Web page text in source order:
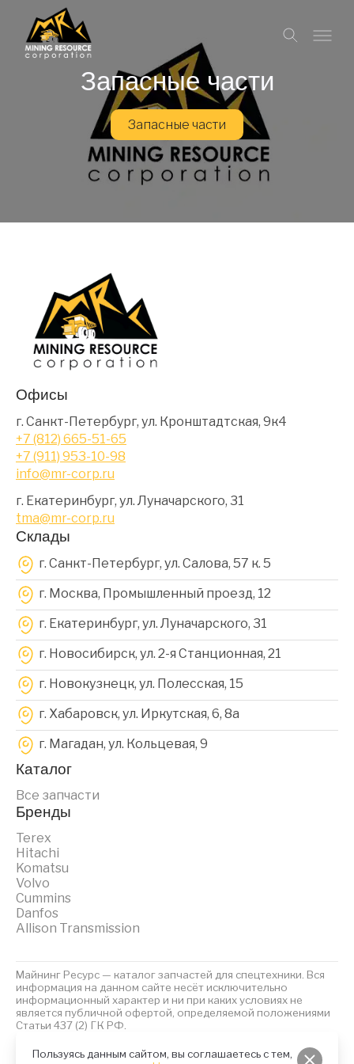
Пользуясь данным сайтом, вы соглашаетесь с тем,
Запасные части
Запасные части
Офисы
г. Санкт-Петербург, ул. Кронштадтская, 9к4
+7 (812) 665-51-65
+7 (911) 953-10-98
info@mr-corp.ru
г. Екатеринбург, ул. Луначарского, 31
tma@mr-corp.ru
Склады
г. Санкт-Петербург, ул. Салова, 57 к. 5
г. Москва, Промышленный проезд, 12
г. Екатеринбург, ул. Луначарского, 31
г. Новосибирск, ул. 2-я Станционная, 21
г. Новокузнецк, ул. Полесская, 15
г. Хабаровск, ул. Иркутская, 6, 8a
г. Магадан, ул. Кольцевая, 9
Каталог
Все запчасти
Бренды
Terex
Hitachi
Komatsu
Volvo
Cummins
Danfos
Allison Transmission
Майнинг Ресурс — каталог запчастей для спецтехники. Вся
информация на данном сайте несёт исключительно
информационный характер и ни при каких условиях не
является публичной офертой, определяемой положениями
Статьи 437 (2) ГК РФ.
Политика обработки персональных данныхФайлы Cookies